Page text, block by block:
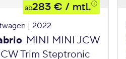
ab283 € / mtl.
| 2022
MINI MINI JCW
Trim Steptronic